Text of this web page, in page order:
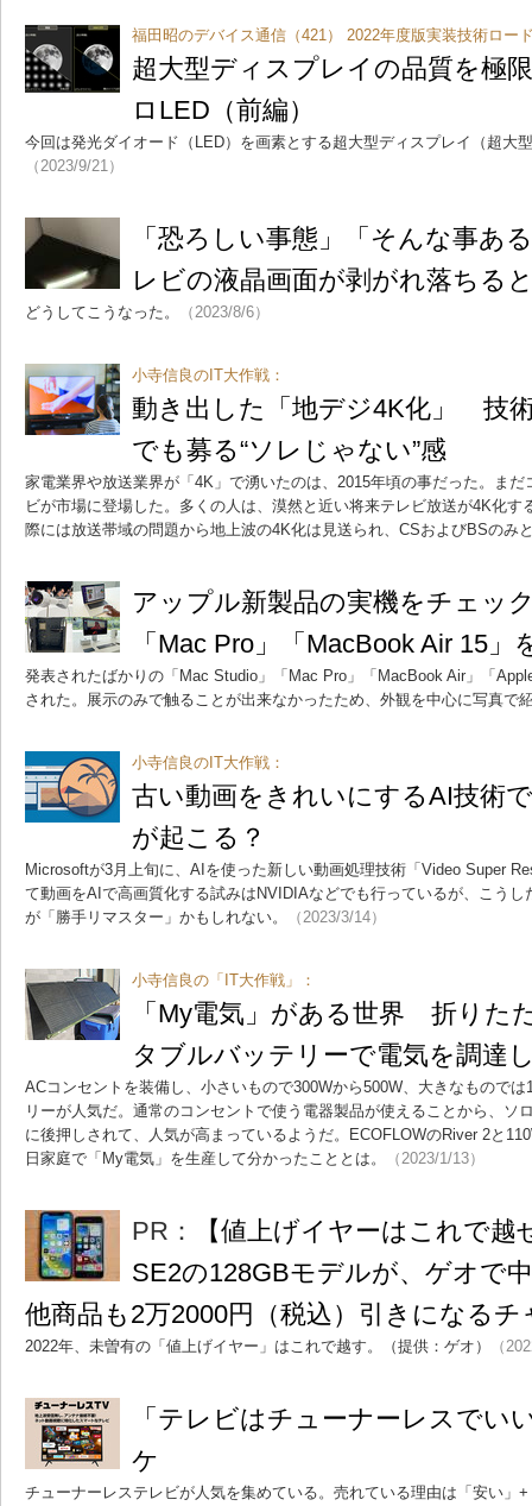
福田昭のデバイス通信（421） 2022年度版実装技術ロー
超大型ディスプレイの品質を極
ロLED（前編）
今回は発光ダイオード（LED）を画素とする超大型ディスプレイ（超大
（2023/9/21）
「恐ろしい事態」「そんな事
レビの液晶画面が剥がれ落ちる
どうしてこうなった。 （2023/8/6）
小寺信良のIT大作戦：
動き出した「地デジ4K化」 技
でも募る“ソレじゃない”感
家電業界や放送業界が「4K」で湧いたのは、2015年頃の事だった。ま
ビが市場に登場した。多くの人は、漠然と近い将来テレビ放送が4K化す
際には放送帯域の問題から地上波の4K化は見送られ、CSおよびBSのみ
アップル新製品の実機をチェッ
「Mac Pro」「MacBook Air 15」
発表されたばかりの「Mac Studio」「Mac Pro」「MacBook Air」「
された。展示のみで触ることが出来なかったため、外観を中心に写真で
小寺信良のIT大作戦：
古い動画をきれいにするAI技術
が起こる？
Microsoftが3月上旬に、AIを使った新しい動画処理技術「Video Super
て動画をAIで高画質化する試みはNVIDIAなどでも行っているが、こう
が「勝手リマスター」かもしれない。
（2023/3/14）
小寺信良の「IT大作戦」：
「My電気」がある世界 折りた
タブルバッテリーで電気を調達
ACコンセントを装備し、小さいもので300Wから500W、大きなもので
リーが人気だ。通常のコンセントで使う電器製品が使えることから、ソ
に後押しされて、人気が高まっているようだ。ECOFLOWのRiver 2と
日家庭で「My電気」を生産して分かったこととは。
（2023/1/13）
PR：
【値上げイヤーはこれで
SE2の128GBモデルが、ゲオで
他商品も2万2000円（税込）引きになるチ
2022年、未曽有の「値上げイヤー」はこれで越す。（提供：ゲオ） （
「テレビはチューナーレスでい
ケ
チューナーレステレビが人気を集めている。売れている理由は「安い」